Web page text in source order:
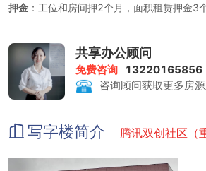
押金：工位和房间押2个月，面积租赁押金3
注册公司要求 ：工位总数大于3个，租期大于
租金享受政府补贴，补贴要求：科技、文创
立即生效；
租金包含：前台行政，家具，水电，咖啡茶饮
共享办公顾问
免费咨询
13220165856
咨询顾问获取更多房
写字楼简介 腾讯双创社区（